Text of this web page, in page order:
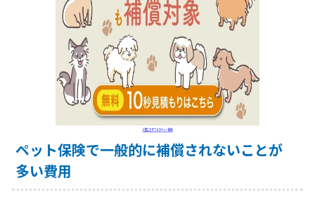
ペット保険で一般的に補償されないことが
多い費用